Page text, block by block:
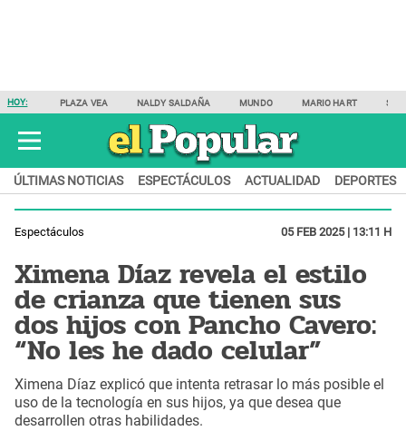
HOY: PLAZA VEA NALDY SALDAÑA MUNDO MARIO HART
ÚLTIMAS NOTICIAS ESPECTÁCULOS ACTUALIDAD DEPORTES
Espectáculos 05 FEB 2025 | 13:11 H
Ximena Díaz revela el estilo
de crianza que tienen sus
dos hijos con Pancho Cavero:
“No les he dado celular”
Ximena Díaz explicó que intenta retrasar lo más posible el
uso de la tecnología en sus hijos, ya que desea que
desarrollen otras habilidades.